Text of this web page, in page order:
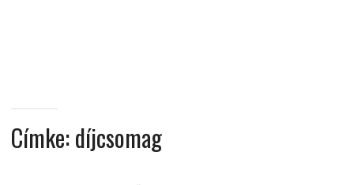
Címke:díjcsomag